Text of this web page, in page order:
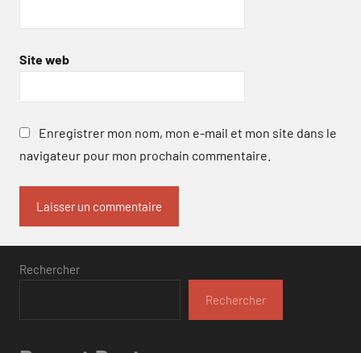
Site web
Enregistrer mon nom, mon e-mail et mon site dans le
navigateur pour mon prochain commentaire.
Rechercher
Rechercher